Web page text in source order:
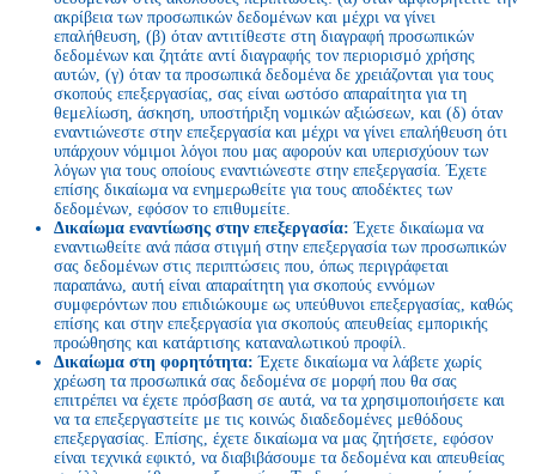
ακρίβεια των προσωπικών δεδομένων και μέχρι να γίνει
επαλήθευση, (β) όταν αντιτίθεστε στη διαγραφή προσωπικών
δεδομένων και ζητάτε αντί διαγραφής τον περιορισμό χρήσης
αυτών, (γ) όταν τα προσωπικά δεδομένα δε χρειάζονται για τους
σκοπούς επεξεργασίας, σας είναι ωστόσο απαραίτητα για τη
θεμελίωση, άσκηση, υποστήριξη νομικών αξιώσεων, και (δ) όταν
εναντιώνεστε στην επεξεργασία και μέχρι να γίνει επαλήθευση ότι
υπάρχουν νόμιμοι λόγοι που μας αφορούν και υπερισχύουν των
λόγων για τους οποίους εναντιώνεστε στην επεξεργασία. Έχετε
επίσης δικαίωμα να ενημερωθείτε για τους αποδέκτες των
δεδομένων, εφόσον το επιθυμείτε.
Δικαίωμα εναντίωσης στην επεξεργασία:Έχετε δικαίωμα να
εναντιωθείτε ανά πάσα στιγμή στην επεξεργασία των προσωπικών
σας δεδομένων στις περιπτώσεις που, όπως περιγράφεται
παραπάνω, αυτή είναι απαραίτητη για σκοπούς εννόμων
συμφερόντων που επιδιώκουμε ως υπεύθυνοι επεξεργασίας, καθώς
επίσης και στην επεξεργασία για σκοπούς απευθείας εμπορικής
προώθησης και κατάρτισης καταναλωτικού προφίλ.
Δικαίωμα στη φορητότητα: Έχετε δικαίωμα να λάβετε χωρίς
χρέωση τα προσωπικά σας δεδομένα σε μορφή που θα σας
επιτρέπει να έχετε πρόσβαση σε αυτά, να τα χρησιμοποιήσετε και
να τα επεξεργαστείτε με τις κοινώς διαδεδομένες μεθόδους
επεξεργασίας. Επίσης, έχετε δικαίωμα να μας ζητήσετε, εφόσον
είναι τεχνικά εφικτό, να διαβιβάσουμε τα δεδομένα και απευθείας